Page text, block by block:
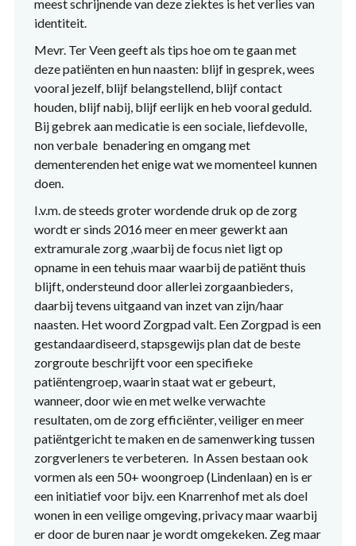
meest schrijnende van deze ziektes is het verlies van
identiteit.
Mevr. Ter Veen geeft als tips hoe om te gaan met
deze patiënten en hun naasten: blijf in gesprek, wees
vooral jezelf, blijf belangstellend, blijf contact
houden, blijf nabij, blijf eerlijk en heb vooral geduld.
Bij gebrek aan medicatie is een sociale, liefdevolle,
non verbale benadering en omgang met
dementerenden het enige wat we momenteel kunnen
doen.
I.v.m. de steeds groter wordende druk op de zorg
wordt er sinds 2016 meer en meer gewerkt aan
extramurale zorg ,waarbij de focus niet ligt op
opname in een tehuis maar waarbij de patiënt thuis
blijft, ondersteund door allerlei zorgaanbieders,
daarbij tevens uitgaand van inzet van zijn/haar
naasten. Het woord Zorgpad valt. Een Zorgpad is een
gestandaardiseerd, stapsgewijs plan dat de beste
zorgroute beschrijft voor een specifieke
patiëntengroep, waarin staat wat er gebeurt,
wanneer, door wie en met welke verwachte
resultaten, om de zorg efficiënter, veiliger en meer
patiëntgericht te maken en de samenwerking tussen
zorgverleners te verbeteren. In Assen bestaan ook
vormen als een 50+ woongroep (Lindenlaan) en is er
een initiatief voor bijv. een Knarrenhof met als doel
wonen in een veilige omgeving, privacy maar waarbij
er door de buren naar je wordt omgekeken. Zeg maar